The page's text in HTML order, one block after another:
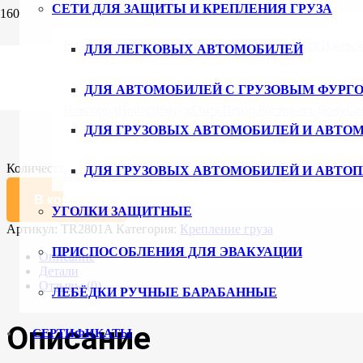
ВладивостокВолгоград ВоронежЕкатеринбург
ПетербургУльяновскУфаХабаровскЧебоксары
СЕТИ ДЛЯ ЗАЩИТЫ И КРЕПЛЕНИЯ ГРУЗА
ДЛЯ ЛЕГКОВЫХ АВТОМОБИЛЕЙ
ДЛЯ АВТОМОБИЛЕЙ С ГРУЗОВЫМ
ДЛЯ ГРУЗОВЫХ АВТОМОБИЛЕЙ И
ДЛЯ ГРУЗОВЫХ АВТОМОБИЛЕЙ И
УГОЛКИ ЗАЩИТНЫЕ
ПРИСПОСОБЛЕНИЯ ДЛЯ ЭВАКУАЦИИ
ЛЕБЁДКИ РУЧНЫЕ БАРАБАННЫЕ
СЕРТИФИКАТЫ
Количество товара Рейка такелажная врезная алюминиевая
В корзину
Артикул: TR2801A Категория: Крепление груза
Описание
Детали
Отзывы (0)
Описание